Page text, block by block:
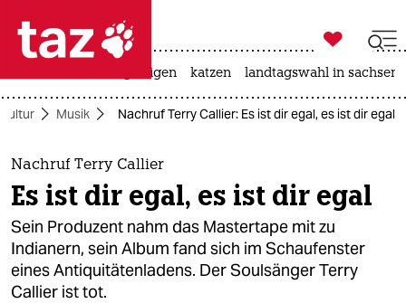
 taz zahl ich
taz zahl ich
themen
politik
öko
gesellschaft

taz zahl ich
bergsteigen katzen landtagswahl in
Kultur Musik Nachruf Terry Callier: Es ist dir egal, es ist dir egal
Nachruf Terry Callier
Es ist dir egal, es ist dir egal
Sein Produzent nahm das Mastertape mit zu
Indianern, sein Album fand sich im Schaufenster
eines Antiquitätenladens. Der Soulsänger Terry
Callier ist tot.